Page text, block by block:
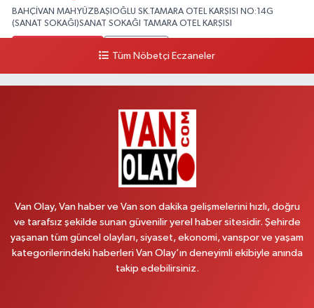
BAHÇİVAN MAH.YÜZBAŞIOĞLU SK.TAMARA OTEL KARŞISI NO:14G
(SANAT SOKAĞI)SANAT SOKAĞI TAMARA OTEL KARŞISI
Yol Tarifi Al
BEYAZIT MAH.ZEYLAN CADDESİ OKYANUS GİYİM YANI NO:1
Afşar Eczanesi
Kazım Karabekir cad.Eski Araştırma Hastanesi karşısı (kent park karşısı )
Tüm Nöbetçi Eczaneler
Van Olay, Van haber ve Van son dakika gelişmelerini hızlı, doğru
ve tarafsız şekilde sunan güvenilir yerel haber sitesidir. Şehirde
yaşanan tüm güncel olayları, siyaset, ekonomi, vanspor ve yaşam
kategorilerindeki haberleri Van Olay’ın deneyimli ekibiyle anında
takip edebilirsiniz.